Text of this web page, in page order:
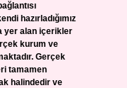
hazırladığımız
yer alan içerikler
kurum ve
Gerçek
tamamen
halindedir ve